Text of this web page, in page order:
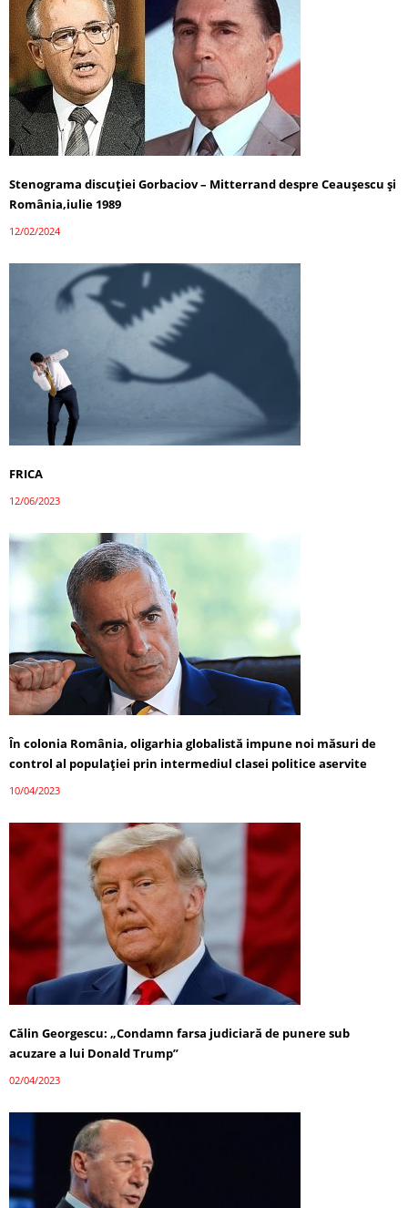
Stenograma discuției Gorbaciov – Mitterrand despre Ceaușescu și
România,iulie 1989
12/02/2024
FRICA
12/06/2023
În colonia România, oligarhia globalistă impune noi măsuri de
control al populației prin intermediul clasei politice aservite
10/04/2023
Călin Georgescu: „Condamn farsa judiciară de punere sub
acuzare a lui Donald Trump”
02/04/2023